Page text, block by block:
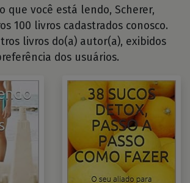
que você está lendo, Scherer,
100 livros cadastrados conosco.
livros do(a) autor(a), exibidos
dos usuários.